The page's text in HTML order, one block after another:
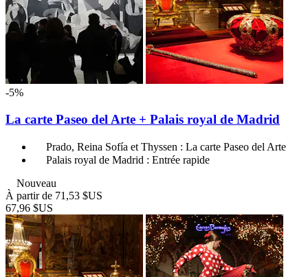
-5%
La carte Paseo del Arte + Palais royal de Madrid
Prado, Reina Sofía et Thyssen : La carte Paseo del Arte
Palais royal de Madrid : Entrée rapide
Nouveau
À partir de 71,53 $US
67,96 $US